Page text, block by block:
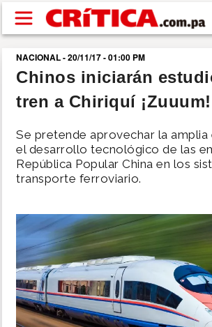
Pasar al contenido principal
buscar
SUCESOS
NACIONAL
POLÍTICA
SHOW
DEPORTES
MUNDO
NACIONAL - 20/11/17 - 01:00 PM
Chinos iniciarán
tren a Chiriquí ¡Zuuum!
Se pretende aprovechar la amplia
el desarrollo tecnológico de las
República Popular China en los
transporte ferroviario.